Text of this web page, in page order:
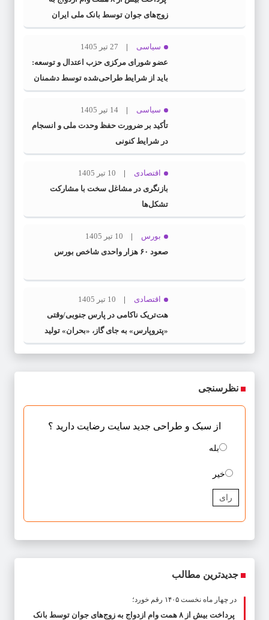
زوج‌های جوان توسط بانک ملی ایران
سیاسی
27 تیر 1405
عضو شورای مرکزی حزب اعتدال و توسعه:
باید از شرایط طراحی‌شده توسط دشمنان
عبور کنیم
سیاسی
14 تیر 1405
تأکید بر ضرورت حفظ وحدت ملی و انسجام
در شرایط کنونی
اقتصادی
10 تیر 1405
بازنگری در مشاغل سخت با مشارکت
تشکل‌ها
بورس
10 تیر 1405
صعود ۶۰ هزار واحدی شاخص بورس
اقتصادی
10 تیر 1405
هت‌تریک ناکامی در پارس جنوبی/وقتی
«پتروپارس» به جای گاز، «بحران» تولید
می‌کند
نظرسنجی
از سبک و طراحی جدید سایت رضایت دارید ؟
بله
خیر
رای
جدیدترین مطالب
در چهار ماه نخست ۱۴۰۵ رقم خورد؛
پرداخت بیش از ۸ همت وام ازدواج به زوج‌های جوان توسط بانک